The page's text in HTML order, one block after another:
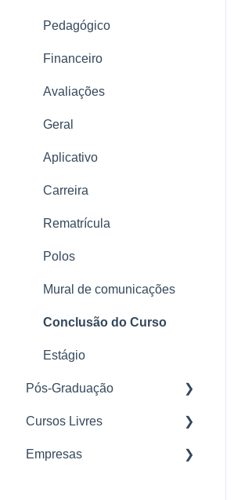
plataforma
Tudo sobre a plataforma
Pedagógico
Financeiro
Avaliações
Geral
Aplicativo
Carreira
Rematrícula
Polos
Mural de comunicações
Conclusão do Curso
Estágio
Pós-Graduação
Nosso Método
Matrícula
Cursos Livres
Parcerias
Empresas